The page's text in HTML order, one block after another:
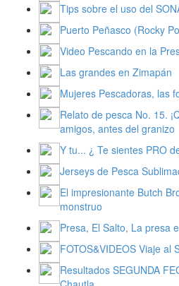
Tips sobre el uso del
Puerto Peñasco (Rocky
Video Pescando en la
Las grandes en Zimapán
Mujeres Pescadoras, las
Relato de pesca No. 15.
amigos, antes del granizo
Y tu... ¿ Te sientes PRO
Jerseys de Pesca
El impresionante Butch
monstruo
Presa, El Salto, La presa
FOTOS&VIDEOS Viaje al
Resultados SEGUNDA